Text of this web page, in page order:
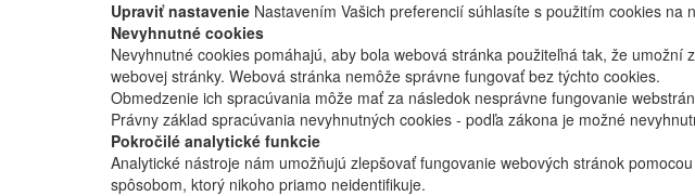
Upraviť nastavenie Nastavením Vašich preferencií súhlasíte s použitím cookies na
Nevyhnutné cookies
Nevyhnutné cookies pomáhajú, aby bola webová stránka použiteľná tak, že
webovej stránky. Webová stránka nemôže správne fungovať bez týchto cookies.
Obmedzenie ich spracúvania môže mať za následok nesprávne fungovanie
Právny základ spracúvania nevyhnutných cookies - podľa zákona je možné
Pokročilé analytické funkcie
Analytické nástroje nám umožňujú zlepšovať fungovanie webových stránok
spôsobom, ktorý nikoho priamo neidentifikuje.